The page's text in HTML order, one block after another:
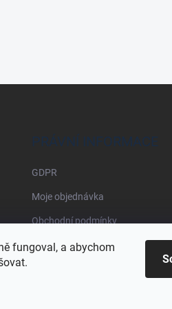
fungoval, a abychom
PRÁVNÍ INFORMACE
GDPR
Moje objednávka
Obchodní podmínky